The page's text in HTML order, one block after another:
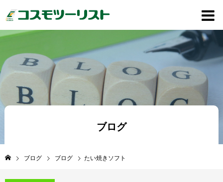
ブログ
ブログ ブログ たい焼きソフト